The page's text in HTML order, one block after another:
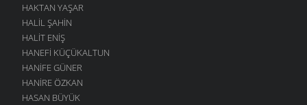
HAKTAN YAŞAR
HALIL ŞAHIN
HALIT ENIŞ
HANEFI KÜÇÜKALTUN
HANIFE GÜNER
HANIRE ÖZKAN
HASAN BÜYÜK